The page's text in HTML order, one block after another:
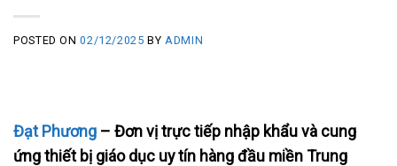
POSTED ON02/12/2025 BYADMIN
Đạt Phương – Đơn vị trực tiếp nhập khẩu và cung
ứng thiết bị giáo dục uy tín hàng đầu miền Trung